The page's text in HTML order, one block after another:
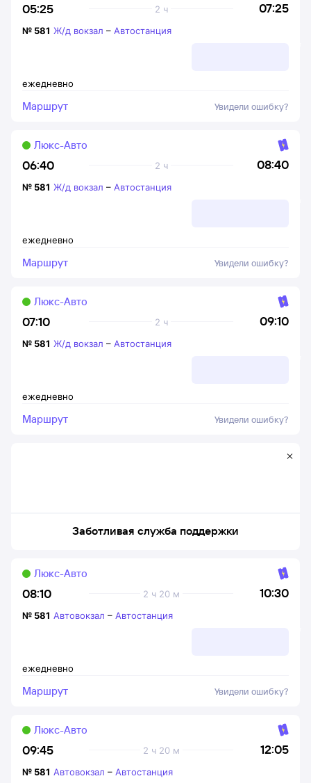
05:25 07:25
2 ч
ежедневно
№ 581 Ж/д вокзал – Автостанция
Маршрут Увидели ошибку?
06:40 08:40
2 ч
Люкс-Авто
ежедневно
№ 581 Ж/д вокзал – Автостанция
Маршрут Увидели ошибку?
07:10 09:10
2 ч
Люкс-Авто
ежедневно
№ 581 Ж/д вокзал – Автостанция
Маршрут Увидели ошибку?
Заботливая служба поддержки
08:10 10:30
2 ч 20 м
Люкс-Авто
ежедневно
№ 581 Автовокзал – Автостанция
Маршрут Увидели ошибку?
09:45 12:05
2 ч 20 м
Люкс-Авто
№ 581 Автовокзал – Автостанция